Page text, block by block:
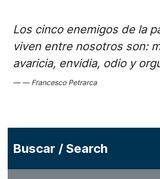
Los cinco enemigos de la
viven entre nosotros son:
avaricia, envidia, odio y
Francesco Petrarca
Buscar / Search